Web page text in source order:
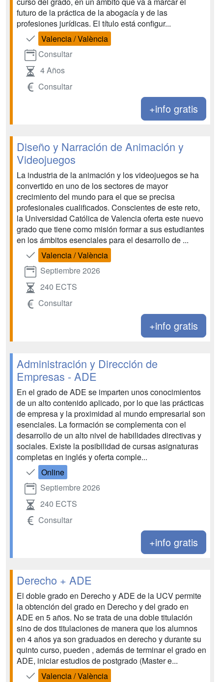
futuro de la práctica de la abogacía y de las
profesiones jurídicas. El título está configur...
Valencia / València
Consultar
4 Años
Consultar
+info gratis
Diseño y Narración de Animación y
Videojuegos
La industria de la animación y los videojuegos se ha
convertido en uno de los sectores de mayor
crecimiento del mundo para el que se precisa
profesionales cualificados. Conscientes de este reto,
la Universidad Católica de Valencia oferta este nuevo
grado que tiene como misión formar a sus estudiantes
en los ámbitos esenciales para el desarrollo de ...
Valencia / València
Septiembre 2026
240 ECTS
Consultar
+info gratis
Administración y Dirección de
Empresas - ADE
En el grado de ADE se imparten unos conocimientos
de un alto contenido aplicado, por lo que las prácticas
de empresa y la proximidad al mundo empresarial son
esenciales. La formación se complementa con el
desarrollo de un alto nivel de habilidades directivas y
sociales. Existe la posibilidad de cursas asignaturas
completas en inglés y oferta comple...
Online
Septiembre 2026
240 ECTS
Consultar
+info gratis
Derecho + ADE
El doble grado en Derecho y ADE de la UCV permite
la obtención del grado en Derecho y del grado en
ADE en 5 años. No se trata de una doble titulación
sino de dos titulaciones de manera que los alumnos
en 4 años ya son graduados en derecho y durante su
quinto curso, pueden , además de terminar el grado en
ADE, iniciar estudios de postgrado (Master e...
Valencia / València